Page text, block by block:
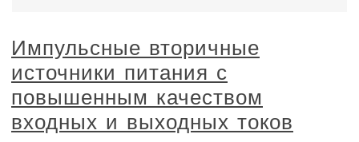
Импульсные вторичные
источники питания с
повышенным качеством
входных и выходных токов